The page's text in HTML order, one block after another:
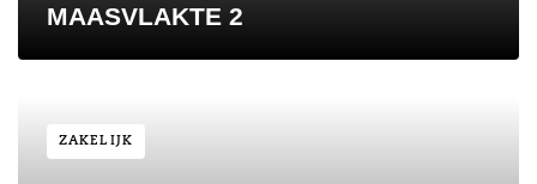
MAASVLAKTE 2
ZAKELIJK